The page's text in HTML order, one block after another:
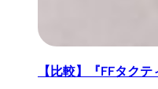
【比較】『FFタク